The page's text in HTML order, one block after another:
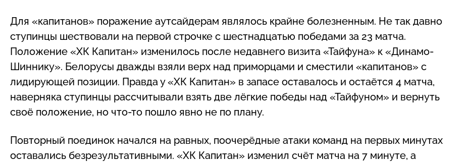
Для «капитанов» поражение аутсайдерам являлось крайне болезненным. Не так давно
ступинцы шествовали на первой строчке с шестнадцатью победами за 23 матча.
Положение «ХК Капитан» изменилось после недавнего визита «Тайфуна» к «Динамо-
Шиннику». Белорусы дважды взяли верх над приморцами и сместили «капитанов» с
лидирующей позиции. Правда у «ХК Капитан» в запасе оставалось и остаётся 4 матча,
наверняка ступинцы рассчитывали взять две лёгкие победы над «Тайфуном» и вернуть
своё положение, но что-то пошло явно не по плану.
Повторный поединок начался на равных, поочерёдные атаки команд на первых минутах
оставались безрезультативными. «ХК Капитан» изменил счёт матча на 7 минуте, а